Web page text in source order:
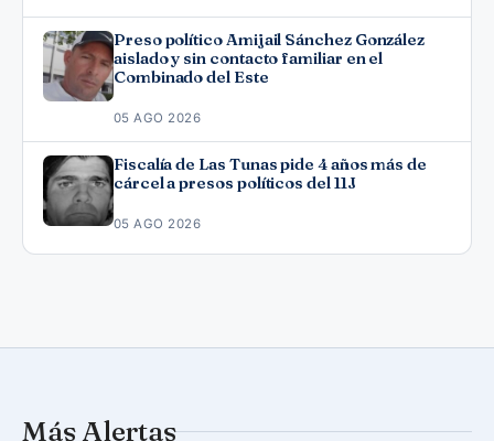
Preso político Amijail Sánchez González
aislado y sin contacto familiar en el
Combinado del Este
05 AGO 2026
Fiscalía de Las Tunas pide 4 años más de
cárcel a presos políticos del 11J
05 AGO 2026
Más Alertas